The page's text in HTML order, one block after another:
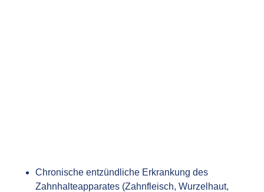
Chronische entzündliche Erkrankung des
Zahnhalteapparates (Zahnfleisch, Wurzelhaut,